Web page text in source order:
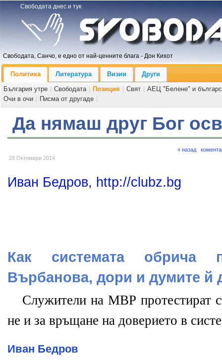
Свободата днес и тук
Свободата, Санчо, е едно от най-ценните блага - Дон Кихот
Политика Литература Визии
Други
България утре
Свободата Позиция Свят
АЕЦ "Белене" и
Очи в очи
Писма от другаде
Да нямаш друг Бог
28 Октомври 2014
« назад
Иван Бедров, http://clubz.bg
Как системата обрича
Върбанова, дори и думите й
Служители на МВР протестират
не и за връщане на доверието в
Иван Бедров